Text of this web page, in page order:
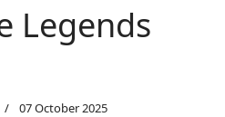
Legends
07 October 2025